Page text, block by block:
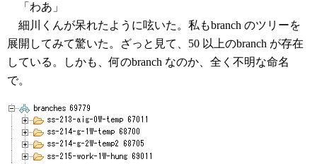
「わあ」
細川くんが呆れたように呟いた。私もbranch のツリーを
展開してみて驚いた。ざっと見て、50 以上のbranch が存在
している。しかも、何のbranch なのか、全く不明な命名
で。